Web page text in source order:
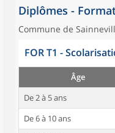
Diplômes -
Commune de
FOR T1 -
Âge
De 2 à 5 ans
De 6 à 10 ans